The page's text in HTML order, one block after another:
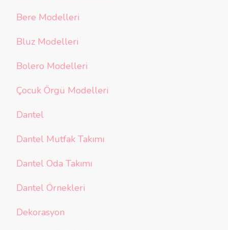
Bere Modelleri
Bluz Modelleri
Bolero Modelleri
Çocuk Örgü Modelleri
Dantel
Dantel Mutfak Takımı
Dantel Oda Takımı
Dantel Örnekleri
Dekorasyon